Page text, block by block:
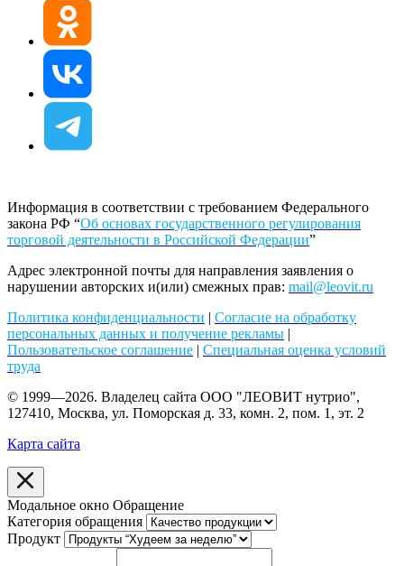
Информация в соответствии с требованием Федерального
закона РФ “Об основах государственного регулирования
торговой деятельности в Российской Федерации”
Адрес электронной почты для направления заявления о
нарушении авторских и(или) смежных прав: mail@leovit.ru
Политика конфиденциальности | Согласие на обработку
персональных данных и получение рекламы |
Пользовательское соглашение | Специальная оценка условий
труда
© 1999—2026. Владелец сайта ООО "ЛЕОВИТ нутрио",
127410, Москва, ул. Поморская д. 33, комн. 2, пом. 1, эт. 2
Карта сайта
Модальное окно Обращение
Категория обращения
Продукт